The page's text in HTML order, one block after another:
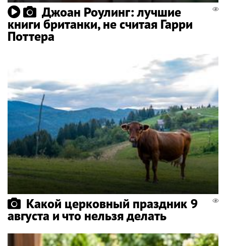
Джоан Роулинг: лучшие
книги британки, не считая Гарри
Поттера
Какой церковный праздник 9
августа и что нельзя делать